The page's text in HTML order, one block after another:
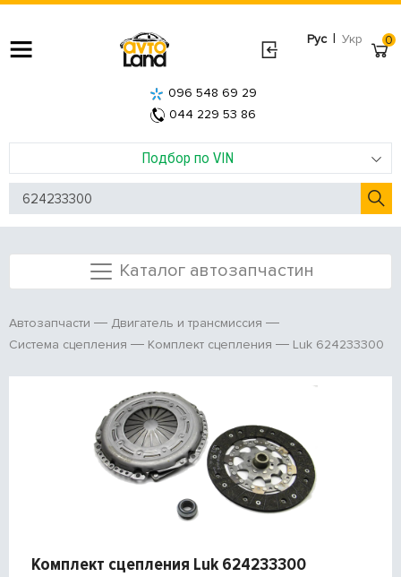
Рус | Укр
Подбор по VIN
096 548 69 29
044 229 53 86
0
Каталог автозапчастин
Автозапчасти
Двигатель и трансмиссия
Система сцепления
Комплект сцепления Luk 624233300
Комплект сцепления Luk 624233300